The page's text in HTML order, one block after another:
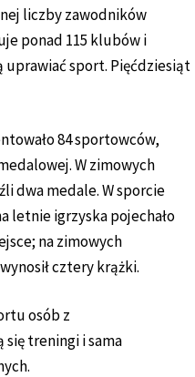
liczby zawodników
ponad 115 klubów i
uprawiać sport. Pięćdziesiąt
84 sportowców,
W zimowych
dwa medale. W sporcie
letnie igrzyska pojechało
na zimowych
cztery krążki.
osób z
treningi i sama